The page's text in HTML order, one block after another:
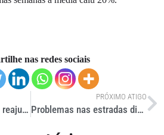
nas redes sociais
Régis Bittencourt tem reajuste no pedágio
PRÓXIMO ATIGO
Problemas nas estradas dificultam o escoamento de leite em MG